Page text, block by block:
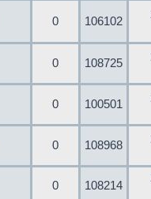
0 106102
0 108725
0 100501
0 108968
0 108214